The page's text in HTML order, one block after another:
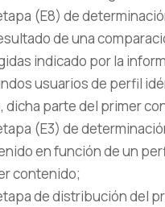
(E8) de
de una
indicado por la
usuarios de perfil
dicha parte del primer
(E3) de
en función de un
contenido;
de distribución del